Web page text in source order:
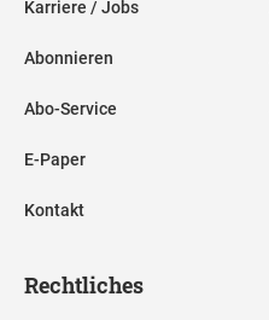
Karriere / Jobs
Abonnieren
Abo-Service
E-Paper
Kontakt
Rechtliches